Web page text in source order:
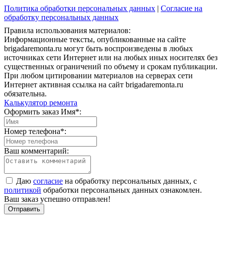
Политика обработки персональных данных | Согласие на
обработку персональных данных
Правила использования материалов:
Информационные тексты, опубликованные на сайте
brigadaremonta.ru могут быть воспроизведены в любых
источниках сети Интернет или на любых иных носителях без
существенных ограничений по объему и срокам публикации.
При любом цитировании материалов на серверах сети
Интернет активная ссылка на сайт brigadaremonta.ru
обязательна.
Калькулятор ремонта
Оформить заказ Имя*:
Номер телефона*:
Ваш комментарий:
Даю согласие на обработку персональных данных, с
политикой обработки персональных данных ознакомлен.
Ваш заказ успешно отправлен!